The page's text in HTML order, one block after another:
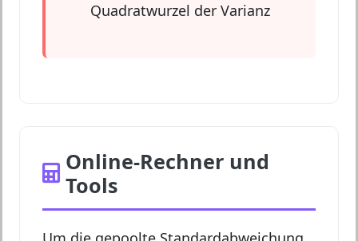
Quadratwurzel der Varianz
Online-Rechner und
Tools